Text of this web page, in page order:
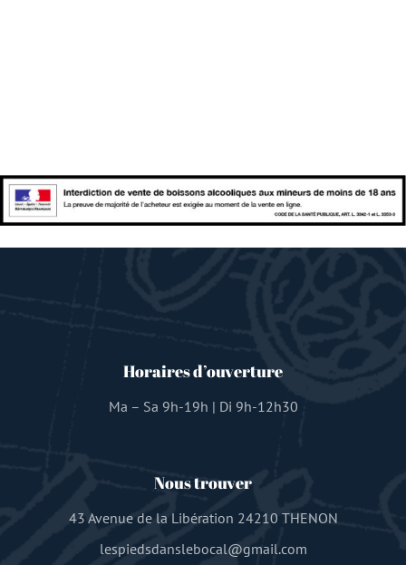
Horaires d’ouverture
Ma – Sa 9h-19h | Di 9h-12h30
Nous trouver
43 Avenue de la Libération 24210 THENON
lespiedsdanslebocal@gmail.com